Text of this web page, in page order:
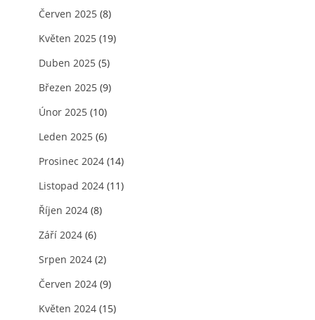
Červen 2025 (8)
Květen 2025 (19)
Duben 2025 (5)
Březen 2025 (9)
Únor 2025 (10)
Leden 2025 (6)
Prosinec 2024 (14)
Listopad 2024 (11)
Říjen 2024 (8)
Září 2024 (6)
Srpen 2024 (2)
Červen 2024 (9)
Květen 2024 (15)